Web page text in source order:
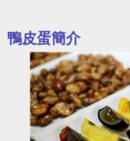
鴨皮蛋簡介